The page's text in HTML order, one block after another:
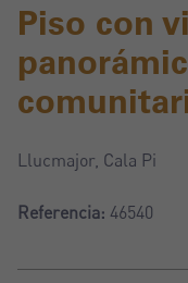
Piso con
Llucmajor, Cala Pi
Referencia: 46540